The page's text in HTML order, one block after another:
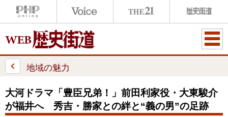
ME
地域の魅力
大河ドラマ「豊臣兄弟！」前田利家役・大東駿介
が福井へ 秀吉・勝家との絆と“義の男”の足跡